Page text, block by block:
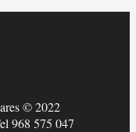
© 2022
968 575 047